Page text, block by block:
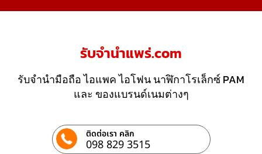
รับจํานําแพร่.com
รับจำนำมือถือ ไอแพค ไอโฟน นาฬิกาโรเล็กซ์ PAM
และ ของแบรนด์เนมต่างๆ
ติดต่อเรา คลิก
098 829 3515